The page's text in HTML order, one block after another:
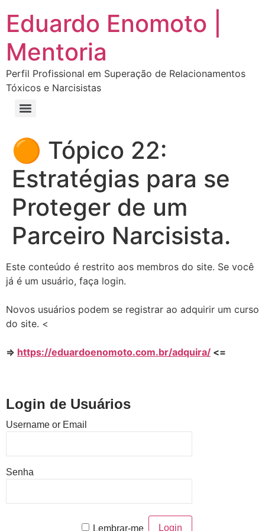
Eduardo Enomoto |
Mentoria
Perfil Profissional em Superação de Relacionamentos
Tóxicos e Narcisistas
🟠 Tópico 22:
Estratégias para se
Proteger de um
Parceiro Narcisista.
Este conteúdo é restrito aos membros do site. Se você
já é um usuário, faça login.
Novos usuários podem se registrar ao adquirir um curso
do site. <
=> https://eduardoenomoto.com.br/adquira/ <=
Login de Usuários
Username or Email
Senha
Lembrar-me